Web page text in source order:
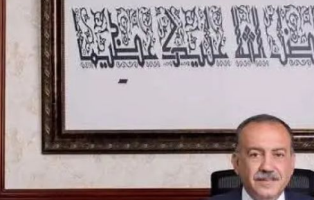
الدواء المصرية يشن حملة رقابية مكبرة
لضبط المنشآت الطبية المخالفة.....
والحنجرة ينجح في استئصال ورم خبيث
من...